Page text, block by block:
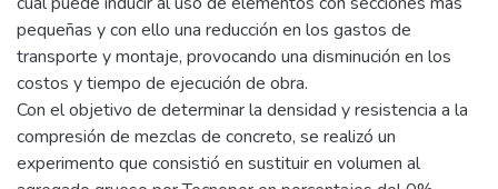
pequeñas y con ello una reducción en los gastos de
transporte y montaje, provocando una disminución en los
costos y tiempo de ejecución de obra.
Con el objetivo de determinar la densidad y resistencia a la
compresión de mezclas de concreto, se realizó un
experimento que consistió en sustituir en volumen al